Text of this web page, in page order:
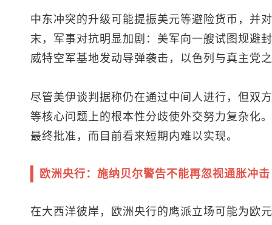
中东冲突的升级可能提振美元等避险货币，并对
末，军事对抗明显加剧：美军向一艘试图规避
威特空军基地发动导弹袭击，以色列与真主党
尽管美伊谈判据称仍在通过中间人进行，但双
等核心问题上的根本性分歧使外交努力复杂化
最终批准，而目前看来短期内难以实现。
欧洲央行：施纳贝尔警告不能再忽视通胀冲击
在大西洋彼岸，欧洲央行的鹰派立场可能为欧